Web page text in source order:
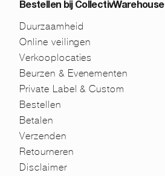
Bestellen bij CollectivWarehouse
Duurzaamheid
Online veilingen
Verkooplocaties
Beurzen & Evenementen
Private Label & Custom
Bestellen
Betalen
Verzenden
Retourneren
Disclaimer